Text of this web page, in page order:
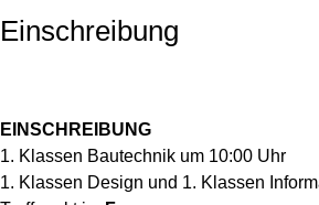
Einschreibung
EINSCHREIBUNG
1. Klassen Bautechnik um 10:00 Uhr
1. Klassen Design und 1. Klassen